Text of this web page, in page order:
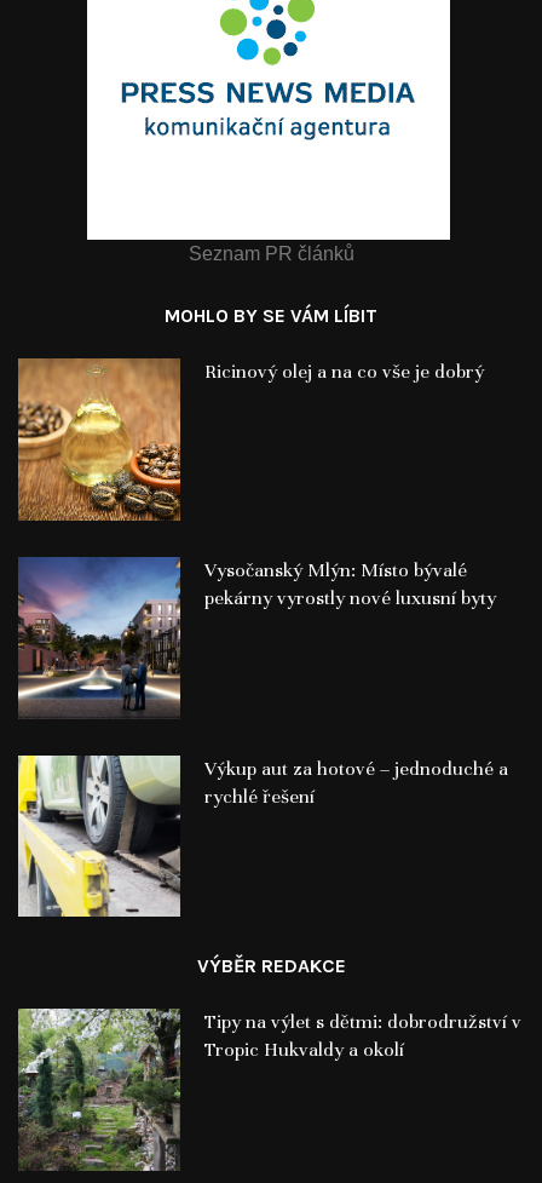
Seznam PR článků
MOHLO BY SE VÁM LÍBIT
Ricinový olej a na co vše je dobrý
Vysočanský Mlýn: Místo bývalé
pekárny vyrostly nové luxusní byty
Výkup aut za hotové – jednoduché a
rychlé řešení
VÝBĚR REDAKCE
Tipy na výlet s dětmi: dobrodružství v
Tropic Hukvaldy a okolí